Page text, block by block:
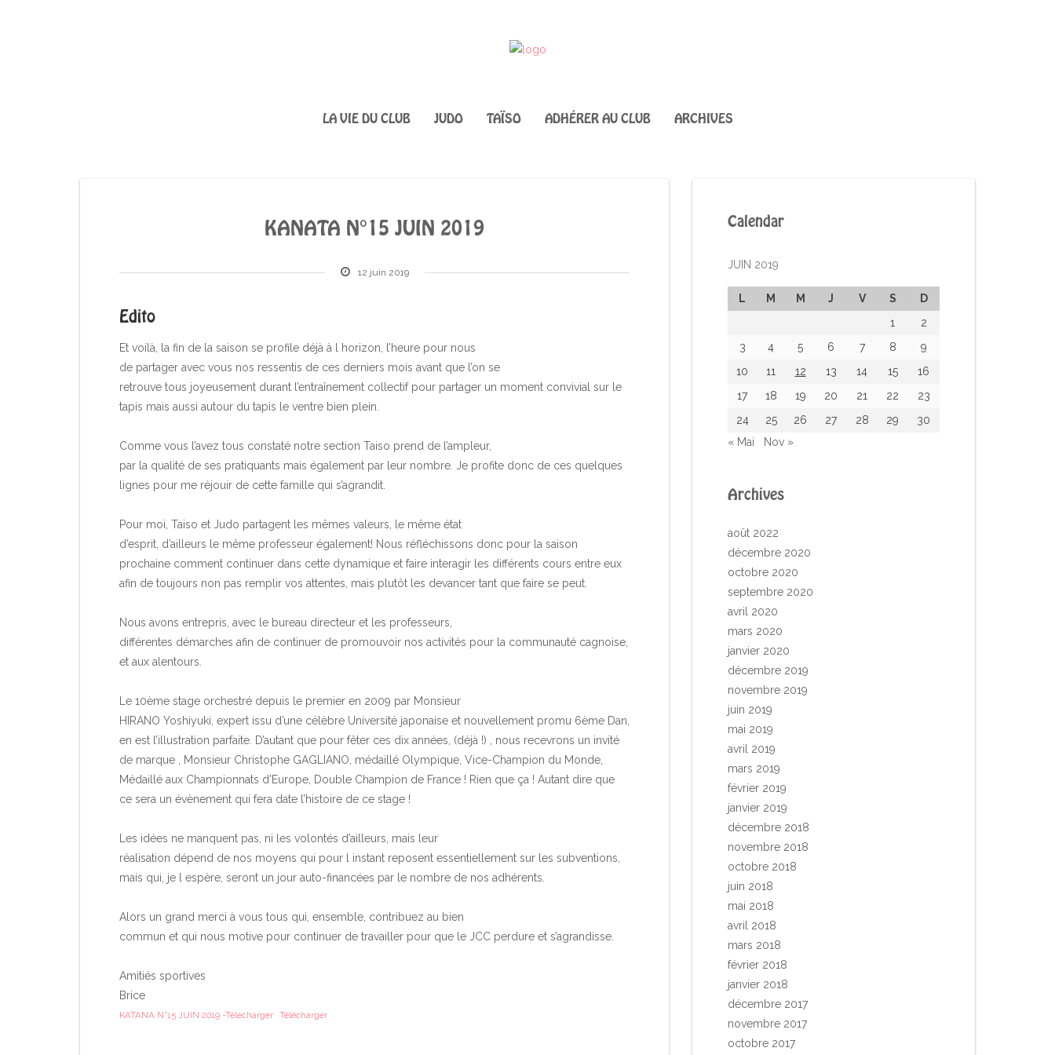
LA VIE DU CLUB JUDO TAÏSO ADHÉRER AU CLUB ARCHIVES
KANATA N°15 JUIN 2019
12 juin 2019
Edito
Et voilà, la fin de la saison se profile déjà à l horizon, l’heure pour nous
de partager avec vous nos ressentis de ces derniers mois avant que l’on se
retrouve tous joyeusement durant l’entraînement collectif pour partager un moment convivial sur le
tapis mais aussi autour du tapis le ventre bien plein.
Comme vous l’avez tous constaté notre section Taiso prend de l’ampleur,
par la qualité de ses pratiquants mais également par leur nombre. Je profite donc de ces quelques
lignes pour me réjouir de cette famille qui s’agrandit.
Pour moi, Taiso et Judo partagent les mêmes valeurs, le même état
d’esprit, d’ailleurs le même professeur également! Nous réfléchissons donc pour la saison
prochaine comment continuer dans cette dynamique et faire interagir les différents cours entre eux
afin de toujours non pas remplir vos attentes, mais plutôt les devancer tant que faire se peut.
Nous avons entrepris, avec le bureau directeur et les professeurs,
différentes démarches afin de continuer de promouvoir nos activités pour la communauté cagnoise,
et aux alentours.
Le 10ème stage orchestré depuis le premier en 2009 par Monsieur
HIRANO Yoshiyuki, expert issu d’une célèbre Université japonaise et nouvellement promu 6ème Dan,
en est l’illustration parfaite. D’autant que pour fêter ces dix années, (déjà !) , nous recevrons un invité
de marque , Monsieur Christophe GAGLIANO, médaillé Olympique, Vice-Champion du Monde,
Médaillé aux Championnats d’Europe, Double Champion de France ! Rien que ça ! Autant dire que
ce sera un évènement qui fera date l’histoire de ce stage !
Les idées ne manquent pas, ni les volontés d’ailleurs, mais leur
réalisation dépend de nos moyens qui pour l instant reposent essentiellement sur les subventions,
mais qui, je l espère, seront un jour auto-financées par le nombre de nos adhérents.
Alors un grand merci à vous tous qui, ensemble, contribuez au bien
commun et qui nous motive pour continuer de travailler pour que le JCC perdure et s’agrandisse.
Amitiés sportives
Brice
KATANA N°15 JUIN 2019 -Télécharger Télécharger
Calendar
JUIN 2019
L M M J V S
D
1
2
3
4 5 6 7 8
9
10
11 12 13 14 15
16
17
18 19 20 21 22
23
24
25 26 27 28 29
30
« Mai
Nov »
Archives
août 2022
décembre 2020
octobre 2020
septembre 2020
avril 2020
mars 2020
janvier 2020
décembre 2019
novembre 2019
juin 2019
mai 2019
avril 2019
mars 2019
février 2019
janvier 2019
décembre 2018
novembre 2018
octobre 2018
juin 2018
mai 2018
avril 2018
mars 2018
février 2018
janvier 2018
décembre 2017
novembre 2017
octobre 2017